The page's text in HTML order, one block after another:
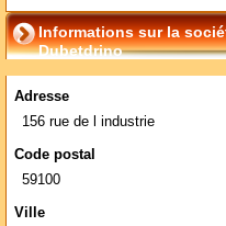
Informations sur la
Dubetdrino
Adresse
156 rue de l industrie
Code postal
59100
Ville